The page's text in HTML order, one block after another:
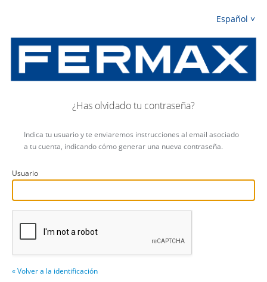
Español
¿Has olvidado tu contraseña?
Indica tu usuario y te enviaremos instrucciones al email asociado
a tu cuenta, indicando cómo generar una nueva contraseña.
Usuario
« Volver a la identificación